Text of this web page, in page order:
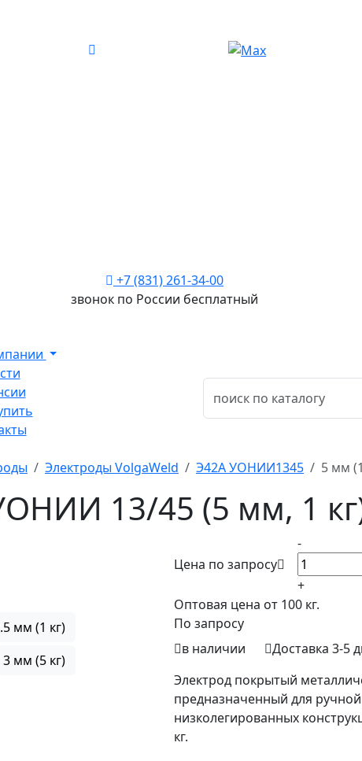
+7 (831) 261-34-00
звонок по России бесплатный
Электроды VolgaWeld Э42А УОНИИ1345 5 мм
13/45 (5 мм, 1
мм (1 кг)
3 мм (5 кг)
Цена по запросу
-
+
Оптовая цена от 100 кг.
По запросу
в наличии
Доставка 3-5
Электрод покрытый
предназначенный для
низколегированных
кг.